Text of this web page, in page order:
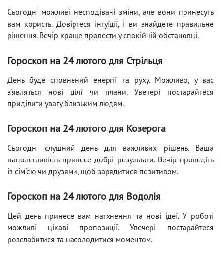
Сьогодні можливі несподівані зміни, але вони принесуть
вам користь. Довіртеся інтуїції, і ви знайдете правильне
рішення. Вечір краще провести у спокійній обстановці.
Гороскоп на 24 лютого для Стрільця
День буде сповнений енергії та руху. Можливо, у вас
з'являться нові цілі чи плани. Увечері постарайтеся
приділити увагу близьким людям.
Гороскоп на 24 лютого для Козерога
Сьогодні слушний день для важливих рішень. Ваша
наполегливість принесе добрі результати. Вечір проведіть
із сім'єю чи друзями, щоб зарядитися позитивом.
Гороскоп на 24 лютого для Водолія
Цей день принесе вам натхнення та нові ідеї. У роботі
можливі цікаві пропозиції. Увечері постарайтеся
розслабитися та насолодитися моментом.